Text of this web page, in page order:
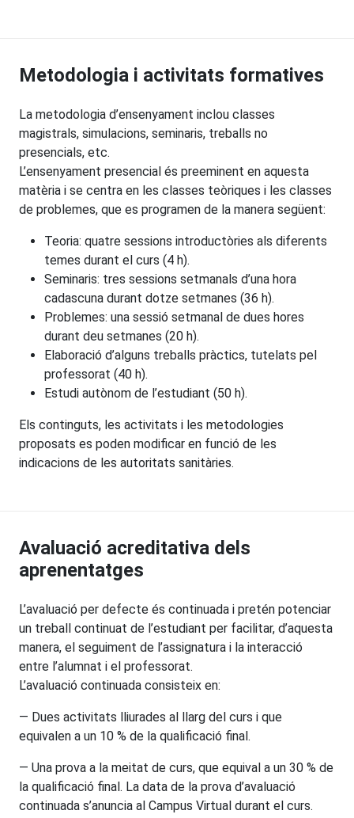
Metodologia i activitats formatives
La metodologia d’ensenyament inclou classes
magistrals, simulacions, seminaris, treballs no
presencials, etc.
L’ensenyament presencial és preeminent en aquesta
matèria i se centra en les classes teòriques i les classes
de problemes, que es programen de la manera següent:
Teoria: quatre sessions introductòries als diferents
temes durant el curs (4 h).
Seminaris: tres sessions setmanals d’una hora
cadascuna durant dotze setmanes (36 h).
Problemes: una sessió setmanal de dues hores
durant deu setmanes (20 h).
Elaboració d’alguns treballs pràctics, tutelats pel
professorat (40 h).
Estudi autònom de l’estudiant (50 h).
Els continguts, les activitats i les metodologies
proposats es poden modificar en funció de les
indicacions de les autoritats sanitàries.
Avaluació acreditativa dels
aprenentatges
L’avaluació per defecte és continuada i pretén potenciar
un treball continuat de l’estudiant per facilitar, d’aquesta
manera, el seguiment de l’assignatura i la interacció
entre l’alumnat i el professorat.
L’avaluació continuada consisteix en:
— Dues activitats lliurades al llarg del curs i que
equivalen a un 10 % de la qualificació final.
— Una prova a la meitat de curs, que equival a un 30 % de
la qualificació final. La data de la prova d’avaluació
continuada s’anuncia al Campus Virtual durant el curs.